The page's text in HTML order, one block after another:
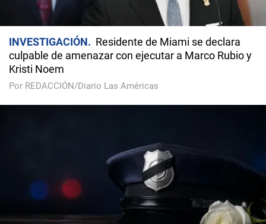
INVESTIGACIÓN
Residente de Miami se declara
culpable de amenazar con ejecutar a Marco Rubio y
Kristi Noem
Por REDACCIÓN/Diario Las Américas